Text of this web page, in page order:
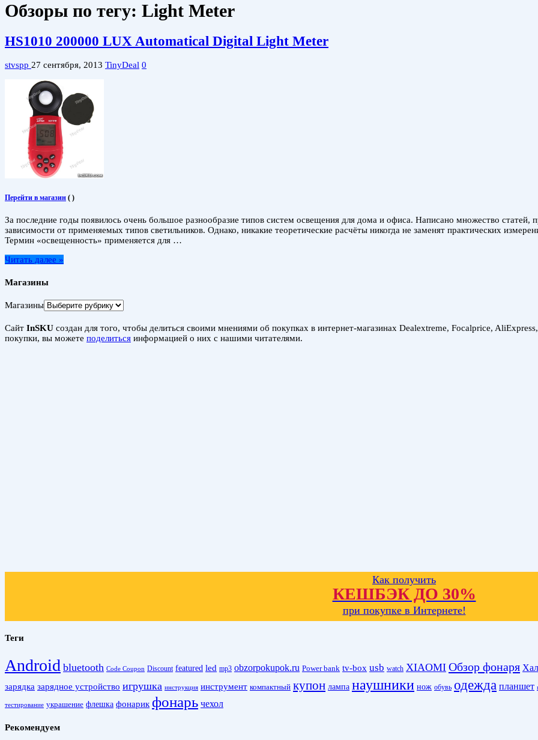
Обзоры по тегу: Light Meter
HS1010 200000 LUX Automatical Digital Light Meter
stvspp 27 сентября, 2013 TinyDeal 0
Перейти в магазин ( )
За последние годы появилось очень большое разнообразие типов систем освещения для дома и офиса. Написано множество
зависимости от применяемых типов светильников. Однако, никакие теоретические расчёты никогда не заменят практических
Термин «освещенность» применяется для …
Читать далее »
Магазины
Магазины
Сайт InSKU создан для того, чтобы делиться своими мнениями об покупках в интернет-магазинах Dealextreme, Focalprice,
покупки, вы можете поделиться информацией о них с нашими читателями.
Как получить
КЕШБЭК ДО 30%
при покупке в Интернете!
Теги
Android bluetooth Code Coupon Discount featured led mp3 obzorpokupok.ru Power bank tv-box usb watch XIAOMI Обзор фонаря
зарядка зарядное устройство игрушка инструкция инструмент компактный купон лампа наушники нож обувь одежда планшет
тестирование украшение флешка фонарик фонарь чехол
Рекомендуем